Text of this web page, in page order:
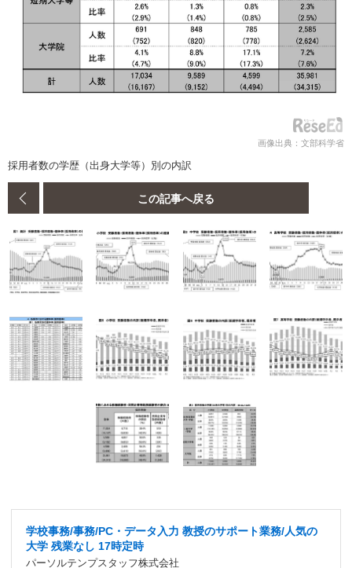
画像出典：文部科学省
採用者数の学歴（出身大学等）別の内訳
この記事へ戻る
学校事務/事務/PC・データ入力 教授のサポート業務/人気の
大学 残業なし 17時定時
パーソルテンプスタッフ株式会社